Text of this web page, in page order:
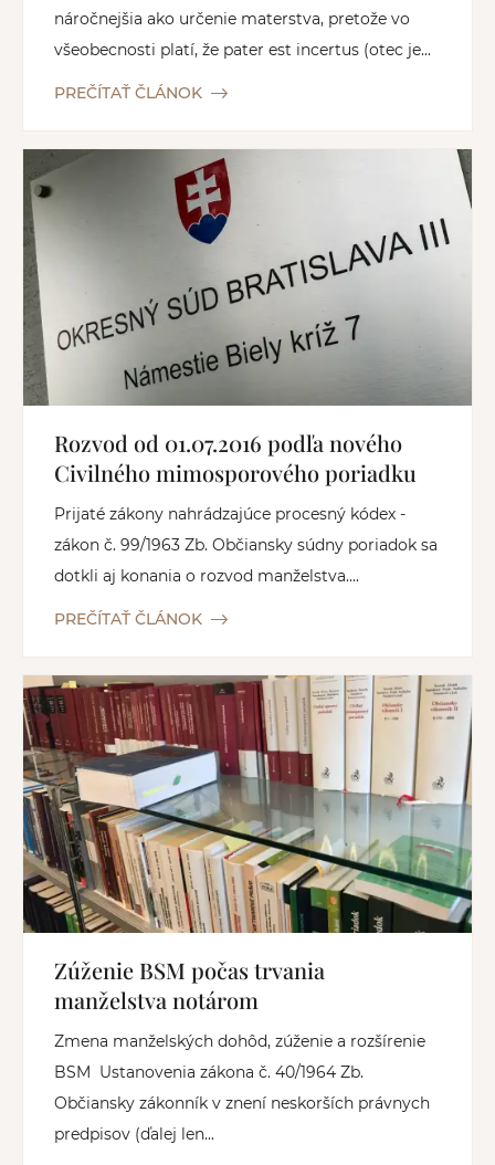
náročnejšia ako určenie materstva, pretože vo
všeobecnosti platí, že pater est incertus (otec je...
PREČÍTAŤ ČLÁNOK
Rozvod od 01.07.2016 podľa nového
Civilného mimosporového poriadku
Prijaté zákony nahrádzajúce procesný kódex -
zákon č. 99/1963 Zb. Občiansky súdny poriadok sa
dotkli aj konania o rozvod manželstva....
PREČÍTAŤ ČLÁNOK
Zúženie BSM počas trvania
manželstva notárom
Zmena manželských dohôd, zúženie a rozšírenie
BSM Ustanovenia zákona č. 40/1964 Zb.
Občiansky zákonník v znení neskorších právnych
predpisov (ďalej len...